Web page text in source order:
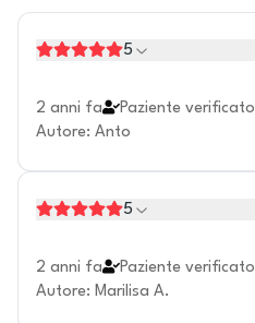
5
2 anni fa
Paziente verificato
Autore: Anto
5
2 anni fa
Paziente verificato
Autore: Marilisa A.